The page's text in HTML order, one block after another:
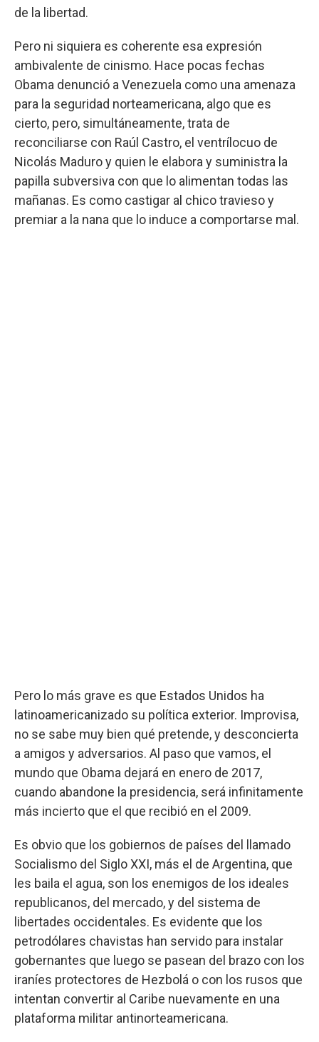
de la libertad.
Pero ni siquiera es coherente esa expresión
ambivalente de cinismo. Hace pocas fechas
Obama denunció a Venezuela como una amenaza
para la seguridad norteamericana, algo que es
cierto, pero, simultáneamente, trata de
reconciliarse con Raúl Castro, el ventrílocuo de
Nicolás Maduro y quien le elabora y suministra la
papilla subversiva con que lo alimentan todas las
mañanas. Es como castigar al chico travieso y
premiar a la nana que lo induce a comportarse mal.
Pero lo más grave es que Estados Unidos ha
latinoamericanizado su política exterior. Improvisa,
no se sabe muy bien qué pretende, y desconcierta
a amigos y adversarios. Al paso que vamos, el
mundo que Obama dejará en enero de 2017,
cuando abandone la presidencia, será infinitamente
más incierto que el que recibió en el 2009.
Es obvio que los gobiernos de países del llamado
Socialismo del Siglo XXI, más el de Argentina, que
les baila el agua, son los enemigos de los ideales
republicanos, del mercado, y del sistema de
libertades occidentales. Es evidente que los
petrodólares chavistas han servido para instalar
gobernantes que luego se pasean del brazo con los
iraníes protectores de Hezbolá o con los rusos que
intentan convertir al Caribe nuevamente en una
plataforma militar antinorteamericana.